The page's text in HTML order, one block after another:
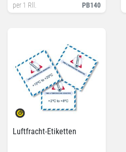
PB140
per 1 Rll.
Luftfracht-Etiketten